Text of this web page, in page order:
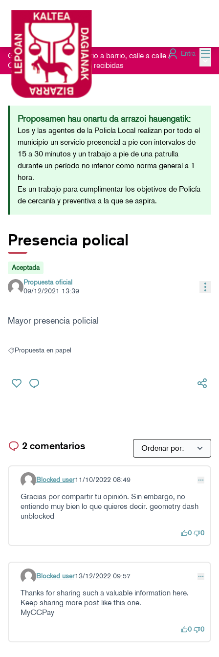
Entra
Getxo Txukun 2021 - Barrio a barrio, calle a calle /
Consulta las Sugerencias recibidas
Proposamen hau onartu da arrazoi hauengatik:
Los y las agentes de la Policía Local realizan por todo el
municipio un servicio presencial a pie con intervalos de
15 a 30 minutos y un trabajo a pie de una patrulla
durante un período no inferior como norma general a 1
hora.
Es un trabajo para cumplimentar los objetivos de Policía
de cercanía y preventiva a la que se aspira.
Presencia polical
Aceptada
Propuesta oficial
09/12/2021 13:39
Mayor presencia policial
Resultados al filtrar por: Propuesta en papel
Propuesta en papel
2 comentarios
Comentario 23
Blocked user11/10/2022 08:49
Gracias por compartir tu opinión. Sin embargo, no
entiendo muy bien lo que quieres decir. geometry dash
unblocked
0 0
Comentario 50
Blocked user13/12/2022 09:57
Thanks for sharing such a valuable information here.
Keep sharing more post like this one.
MyCCPay
0 0